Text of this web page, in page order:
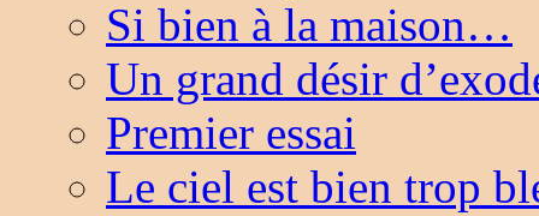
Si bien à la maison…
Un grand désir
Premier essai
Le ciel est bien trop